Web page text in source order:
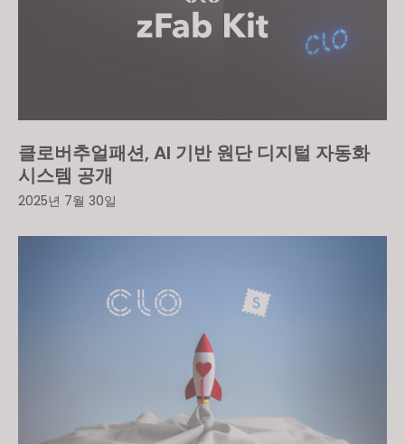
클로버추얼패션, AI 기반 원단 디지털 자동화
시스템 공개
2025년 7월 30일